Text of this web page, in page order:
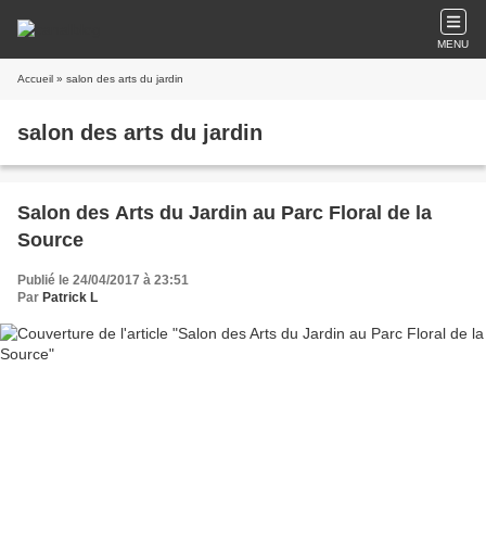
MENU
Accueil » salon des arts du jardin
salon des arts du jardin
Salon des Arts du Jardin au Parc Floral de la
Source
Publié le 24/04/2017 à 23:51
Par Patrick L